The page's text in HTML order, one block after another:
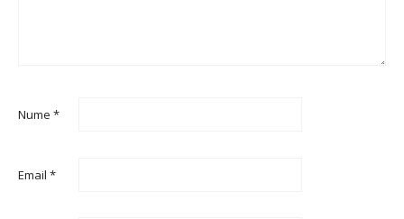
Nume *
Email *